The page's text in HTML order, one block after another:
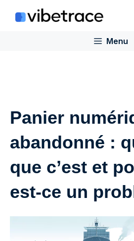
Menu
Panier
abandonné :
que c’est et
est-ce un